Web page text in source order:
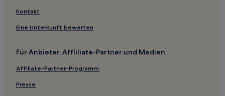
Kontakt
Eine Unterkunft bewerten
Für Anbieter, Affliliate-Partner und Medien
Affiliate-Partner-Programm
Presse